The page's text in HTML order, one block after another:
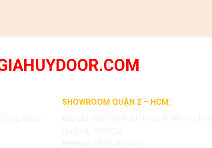
SHOWROOM QUẬN 2 – HCM: